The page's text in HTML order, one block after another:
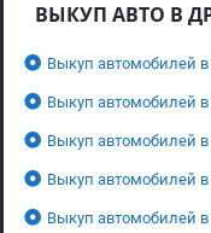
ВЫКУП АВТО В
Выкуп автомобилей в
Выкуп автомобилей
Выкуп автомобилей
Выкуп автомобилей в
Выкуп автомобилей